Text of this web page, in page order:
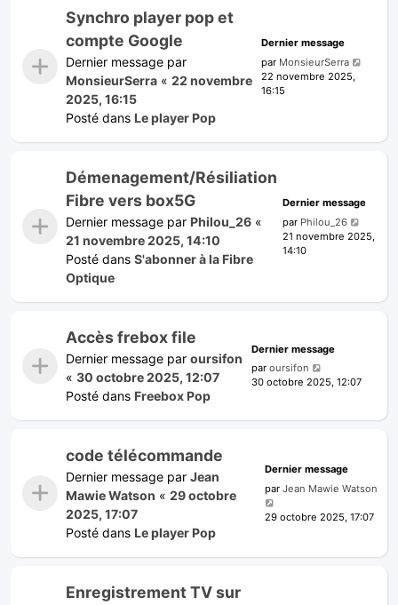
Synchro player pop et
compte Google
Dernier message par
MonsieurSerra « 22 novembre
2025, 16:15
Posté dans Le player Pop
Dernier message
par MonsieurSerra
22 novembre 2025,
16:15
Démenagement/Résiliation
Fibre vers box5G
Dernier message par Philou_26 «
21 novembre 2025, 14:10
Posté dans S'abonner à la Fibre
Optique
Dernier message
par Philou_26
21 novembre 2025,
14:10
Accès frebox file
Dernier message par oursifon
« 30 octobre 2025, 12:07
Posté dans Freebox Pop
Dernier message
par oursifon
30 octobre 2025, 12:07
code télécommande
Dernier message par Jean
Mawie Watson « 29 octobre
2025, 17:07
Posté dans Le player Pop
Dernier message
par Jean Mawie Watson
29 octobre 2025, 17:07
Enregistrement TV sur